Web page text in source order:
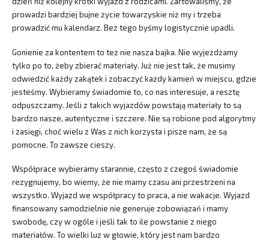
prowadzi bardziej bujne życie towarzyskie niż my i trzeba
prowadzić mu kalendarz. Bez tego byśmy logistycznie upadli.
Gonienie za kontentem to też nie nasza bajka. Nie wyjeżdżamy
tylko po to, żeby zbierać materiały. Już nie jest tak, że musimy
odwiedzić każdy zakątek i zobaczyć każdy kamień w miejscu, gdzie
jesteśmy. Wybieramy świadomie to, co nas interesuje, a resztę
odpuszczamy. Jeśli z takich wyjazdów powstają materiały to są
bardzo nasze, autentyczne i szczere. Nie są robione pod algorytmy
i zasięgi, choć wielu z Was z nich korzysta i pisze nam, że są
pomocne. To zawsze cieszy.
Współprace wybieramy starannie, często z czegoś świadomie
rezygnujemy, bo wiemy, że nie mamy czasu ani przestrzeni na
wszystko. Wyjazd we współpracy to praca, a nie wakacje. Wyjazd
finansowany samodzielnie nie generuje zobowiązań i mamy
swobodę, czy w ogóle i jeśli tak to ile powstanie z niego
materiałów. To wielki luz w głowie, który jest nam bardzo